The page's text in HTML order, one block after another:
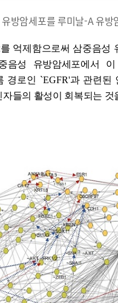
방암세포를 루미날-A 유
를 억제함으로써 삼중음성
음성 유방암세포에서
경로인 `EGFR'과 관련된
자들의 활성이 회복되는 것